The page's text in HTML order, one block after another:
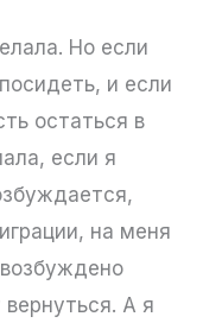
Но если
и если
остаться в
если я
на меня
А я